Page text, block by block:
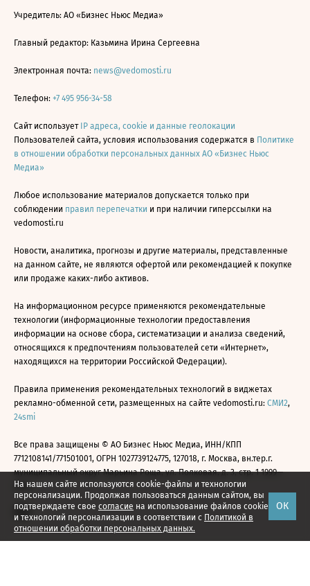
На нашем сайте используются cookie-файлы и технологии
персонализации. Продолжая пользоваться данным сайтом, вы
подтверждаете свое согласие на использование файлов cookie
и технологий персонализации в соответствии с Политикой в
отношении обработки персональных данных.
ОК
Учредитель: АО «Бизнес Ньюс Медиа»
Главный редактор: Казьмина Ирина Сергеевна
Электронная почта: news@vedomosti.ru
Телефон: +7 495 956-34-58
Сайт использует IP адреса, cookie и данные геолокации
Пользователей сайта, условия использования содержатся в Политике
в отношении обработки персональных данных АО «Бизнес Ньюс
Медиа»
Любое использование материалов допускается только при
соблюдении правил перепечатки и при наличии гиперссылки на
vedomosti.ru
Новости, аналитика, прогнозы и другие материалы, представленные
на данном сайте, не являются офертой или рекомендацией к покупке
или продаже каких-либо активов.
На информационном ресурсе применяются рекомендательные
технологии (информационные технологии предоставления
информации на основе сбора, систематизации и анализа сведений,
относящихся к предпочтениям пользователей сети «Интернет»,
находящихся на территории Российской Федерации).
Правила применения рекомендательных технологий в виджетах
рекламно-обменной сети, размещенных на сайте vedomosti.ru: СМИ2,
24smi
Все права защищены © АО Бизнес Ньюс Медиа, ИНН/КПП
7712108141/771501001, ОГРН 1027739124775, 127018, г. Москва, вн.тер.г.
муниципальный округ Марьина Роща, ул. Полковая, д. 3, стр. 1 1999—
2026